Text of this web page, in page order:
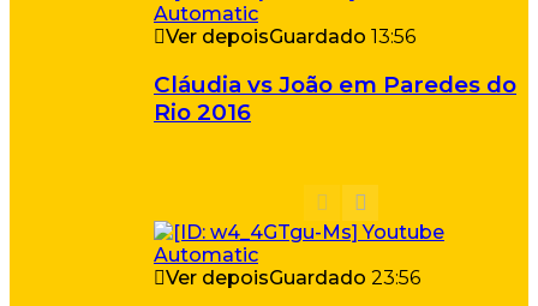
Ver depoisGuardado 13:56
Cláudia vs João em Paredes do
Rio 2016
Ver depoisGuardado 23:56